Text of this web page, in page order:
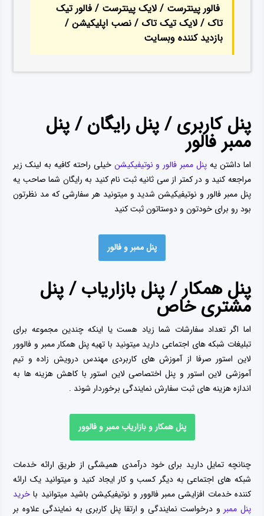
فالور پینترست / لایک پینترست / فالور تیک
تاک / لایک تیک تاک / نصب اپلیکیشن /
بازدید کننده وبسایت
پنل کاربری / پنل رایگان / پنل
ممبر فالور
اما داشتن یه پنل ممبر فالور و نوتیفیکیشن خیلی راحته کافیه به لینک زیر
مراجعه کنید و در کمتر از سی ثانیه ثبت نام کنید به رایگان شما صاحب یه
پنل ممبر فالور و نوتیفیکیشن شدید و میتونید هر سفارشی که مد نظرتون
بود رو برای خودتون و دوستاتون ثبت کنید
پنل ممبر و فالور
پنل همکار / پنل بازاریاب / پنل
مشتری خاص
اما اگر تعداد سفارشات شما زیاد هست یا اینکه چندین مجموعه برای
تبلیغات شبکه های اجتماعی دارید میتونید با تهیه پنل همکار ممبر و فالوور
لاین استور صرفا از آموزش های کاربردی مهندس درویش زاده و تیم
آموزشی لاین استور و پنل اختصاصی لاین استور با کاهش هزینه ها به
اندازه هزینه های ثبت سفارش نمایندگی برخوردار شوند .
پنل همکار و بازاریاب ممبر و فالوور
چنانچه تمایل دارید برای خود درآمدی همیشگی از طریق ارائه خدمات
شبکه های اجتماعی به دیگر کسب و کار ایجاد کنید و میتوانید یک ارائه
کننده خدمات افزایشی ممبر فالوور و نوتیفیکیشن باشید میتوانید باخرید
پنل ممبر و درخواست نمایندگی و ارتقا پنل کاربری به نمایندگی علاوه بر